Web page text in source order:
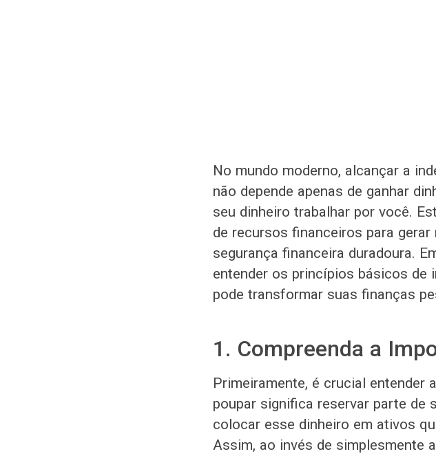
No mundo moderno, alcançar a
não depende apenas de ganhar
seu dinheiro trabalhar por você.
de recursos financeiros para
segurança financeira duradoura.
entender os princípios básicos de
pode transformar suas finanças
1. Compreenda a
Primeiramente, é crucial entender
poupar significa reservar parte de
colocar esse dinheiro em ativos
Assim, ao invés de simplesmente